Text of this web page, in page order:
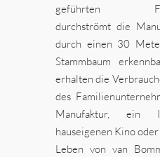
geführten
durchströmt die
durch einen 30
Stammbaum
erhalten die
des
Manufaktur, ein
hauseigenen Kino
Leben von van